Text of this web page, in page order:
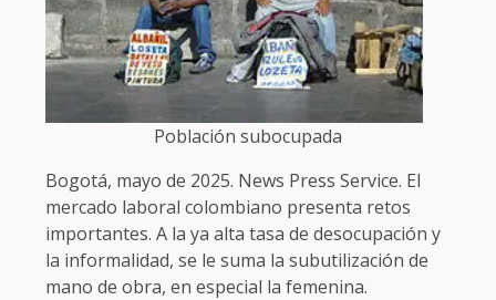
Población subocupada
Bogotá, mayo de 2025. News Press Service. El
mercado laboral colombiano presenta retos
importantes. A la ya alta tasa de desocupación y
la informalidad, se le suma la subutilización de
mano de obra, en especial la femenina.